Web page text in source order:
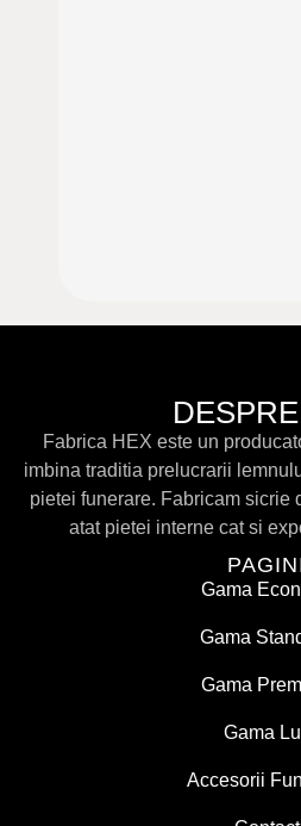
Fabrica HEX este un
imbina traditia prelucrarii
pietei funerare. Fabricam sicrie
atat pietei interne cat si
Gama
Gama
Gama
Gama
Accesorii